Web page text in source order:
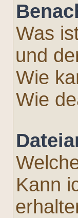
Was
und
Wie
Wie
Kann